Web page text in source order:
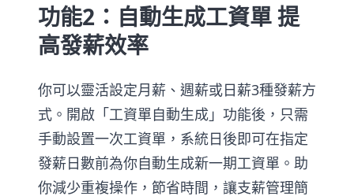
功能2：自動生成工資單 提
高發薪效率
你可以靈活設定月薪、週薪或日薪3種發薪方
式。開啟「工資單自動生成」功能後，只需
手動設置一次工資單，系統日後即可在指定
發薪日數前為你自動生成新一期工資單。助
你減少重複操作，節省時間，讓支薪管理簡